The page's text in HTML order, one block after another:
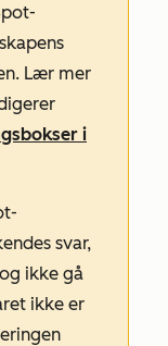
Lær mer
i
svar,
ikke gå
ikke er